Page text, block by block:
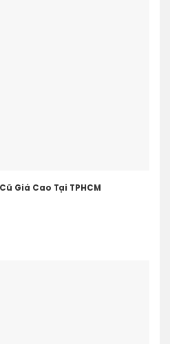
Giá Cao Tại TPHCM